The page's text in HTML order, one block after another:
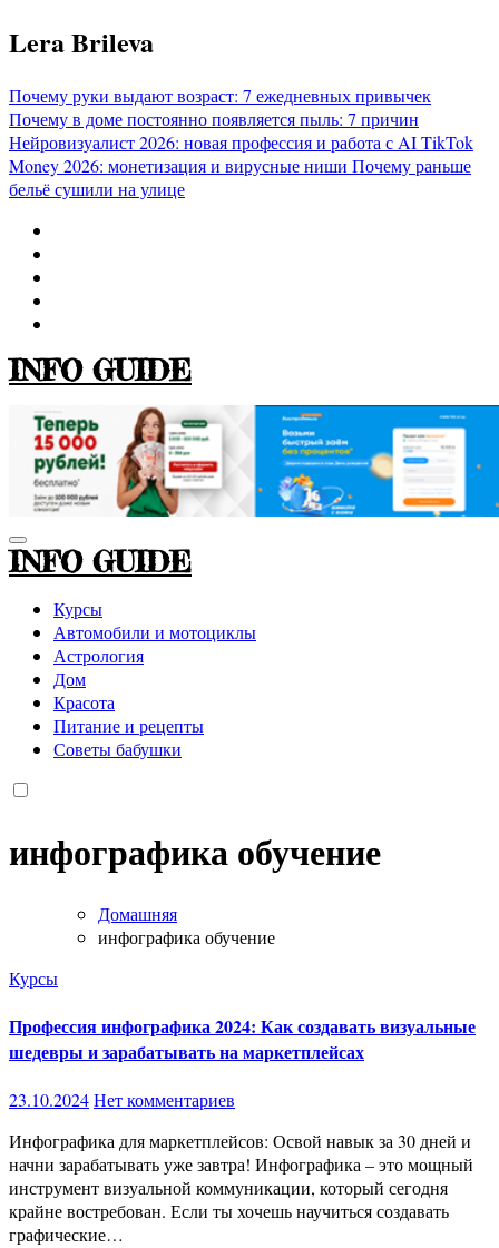
Перейти
к
Lera Brileva
Почему руки выдают возраст: 7 ежедневных привычек
Почему в доме постоянно появляется пыль: 7 причин
Нейровизуалист 2026: новая профессия и работа с AITikTok
Money 2026: монетизация и вирусные ниши Почему раньше
бельё сушили на улице
INFO GUIDE
INFO GUIDE
Курсы
Автомобили и мотоциклы
Астрология
Дом
Красота
Питание и рецепты
Советы бабушки
инфографика обучение
Домашняя
инфографика обучение
Курсы
Профессия инфографика 2024: Как создавать визуальные
шедевры и зарабатывать на маркетплейсах
23.10.2024Нет комментариев
Инфографика для маркетплейсов: Освой навык за 30 дней и
начни зарабатывать уже завтра! Инфографика – это мощный
инструмент визуальной коммуникации, который сегодня
крайне востребован. Если ты хочешь научиться создавать
графические…